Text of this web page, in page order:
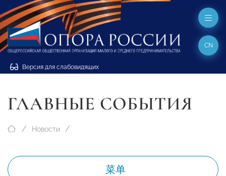
Версия для слабовидящих
CN
ГЛАВНЫЕ СОБЫТИЯ
Новости
菜单